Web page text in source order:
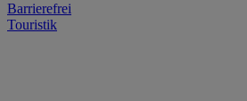
Barrierefrei
Touristik